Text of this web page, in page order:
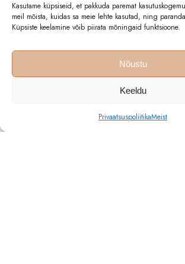
Kasutame küpsiseid, et pakkuda paremat
meil mõista, kuidas sa meie lehte kasutad, ning
Küpsiste keelamine võib piirata mõningaid funktsioone.
Nõustu
Keeldu
PrivaatsuspoliitikaMeist